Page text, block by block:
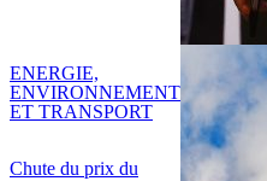
Chute du prix du
ENERGIE,
ENVIRONNEMENT
ET TRANSPORT